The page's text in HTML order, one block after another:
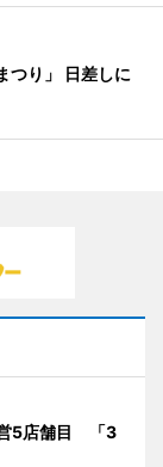
つり」 日差しに
5店舗目 「3